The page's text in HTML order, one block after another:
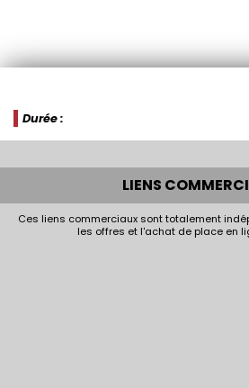
Durée :
LIENS
Ces liens commerciaux sont totalement
les offres et l'achat de place en